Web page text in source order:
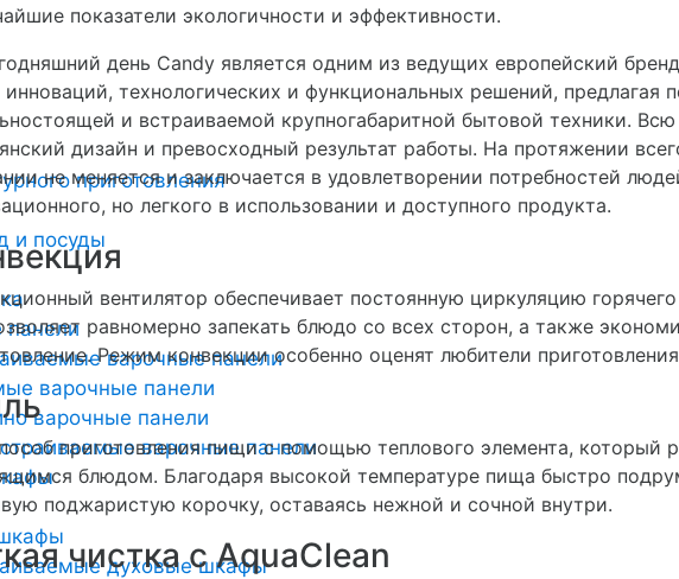
приготовления
и посуды
панели
варочные панели
варочные панели
варочные панели
варочные панели
духовые шкафы
показатели экологичности и эффективности.
день Candy является одним из ведущих европейский
инноваций, технологических и функциональных решений, предлагая
и встраиваемой крупногабаритной бытовой техники. Всю
дизайн и превосходный результат работы. На протяжении
не меняется и заключается в удовлетворении потребностей
но легкого в использовании и доступного продукта.
вентилятор обеспечивает постоянную циркуляцию
равномерно запекать блюдо со всех сторон, а также
Режим конвекции особенно оценят любители
приготовления пищи с помощью теплового элемента, который
блюдом. Благодаря высокой температуре пища быстро
поджаристую корочку, оставаясь нежной и сочной внутри.
чистка с AquaClean